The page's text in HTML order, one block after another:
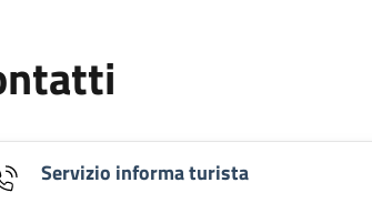
Servizio informa turista